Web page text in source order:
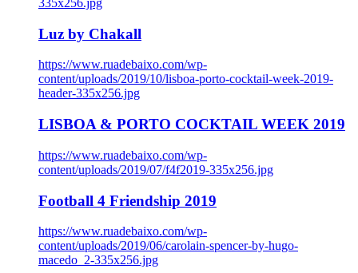
335x256.jpg
Luz by Chakall
https://www.ruadebaixo.com/wp-
content/uploads/2019/10/lisboa-porto-cocktail-week-2019-
header-335x256.jpg
LISBOA & PORTO COCKTAIL WEEK 2019
https://www.ruadebaixo.com/wp-
content/uploads/2019/07/f4f2019-335x256.jpg
Football 4 Friendship 2019
https://www.ruadebaixo.com/wp-
content/uploads/2019/06/carolain-spencer-by-hugo-
macedo_2-335x256.jpg